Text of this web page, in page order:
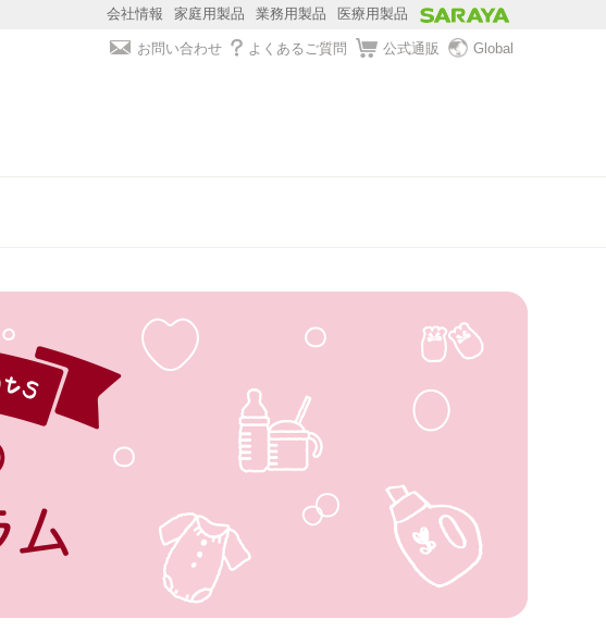
医療用製品
業務用製品
家庭用製品
会社情報
お問い合わせ よくあるご質問 公式通販 Global